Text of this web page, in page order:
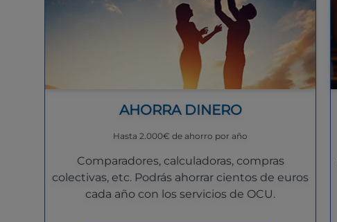
AHORRA DINERO
Hasta 2.000€ de ahorro por año
Comparadores, calculadoras, compras
colectivas, etc. Podrás ahorrar cientos de euros
cada año con los servicios de OCU.